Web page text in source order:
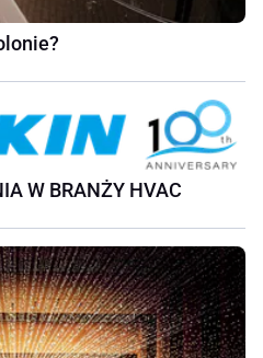
W BRANŻY HVAC